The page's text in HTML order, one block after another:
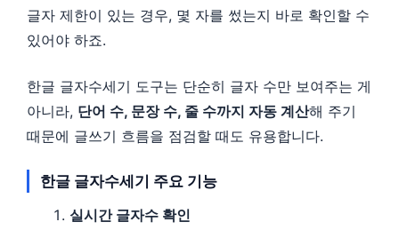
글자 제한이 있는 경우, 몇 자를 썼는지 바로 확인할 수
있어야 하죠.
한글 글자수세기 도구는 단순히 글자 수만 보여주는 게
아니라, 단어 수, 문장 수, 줄 수까지 자동 계산해 주기
때문에 글쓰기 흐름을 점검할 때도 유용합니다.
한글 글자수세기 주요 기능
실시간 글자수 확인